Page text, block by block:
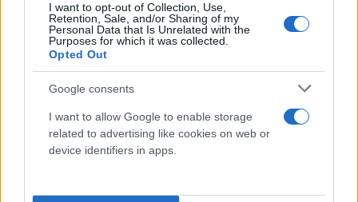
I want to opt-out of Collection, Use,
Retention, Sale, and/or Sharing of my
Personal Data that Is Unrelated with the
Purposes for which it was collected.
Opted Out
Google consents
I want to allow Google to enable storage
related to advertising like cookies on web or
device identifiers in apps.